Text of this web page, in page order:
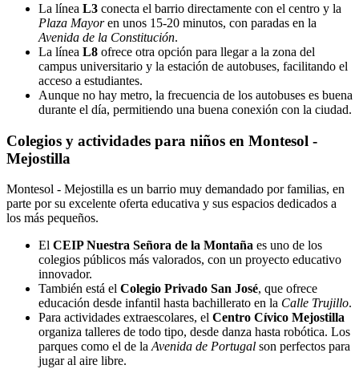
La línea L3 conecta el barrio directamente con el centro y la
Plaza Mayoren unos 15-20 minutos, con paradas en la
Avenida de la Constitución.
La línea L8 ofrece otra opción para llegar a la zona del
campus universitario y la estación de autobuses, facilitando el
acceso a estudiantes.
Aunque no hay metro, la frecuencia de los autobuses es buena
durante el día, permitiendo una buena conexión con la ciudad.
Colegios y actividades para niños en Montesol -
Mejostilla
Montesol - Mejostilla es un barrio muy demandado por familias, en
parte por su excelente oferta educativa y sus espacios dedicados a
los más pequeños.
El CEIP Nuestra Señora de la Montaña es uno de los
colegios públicos más valorados, con un proyecto educativo
innovador.
También está el Colegio Privado San José, que ofrece
educación desde infantil hasta bachillerato en la Calle Trujillo.
Para actividades extraescolares, el Centro Cívico Mejostilla
organiza talleres de todo tipo, desde danza hasta robótica. Los
parques como el de la Avenida de Portugal son perfectos para
jugar al aire libre.